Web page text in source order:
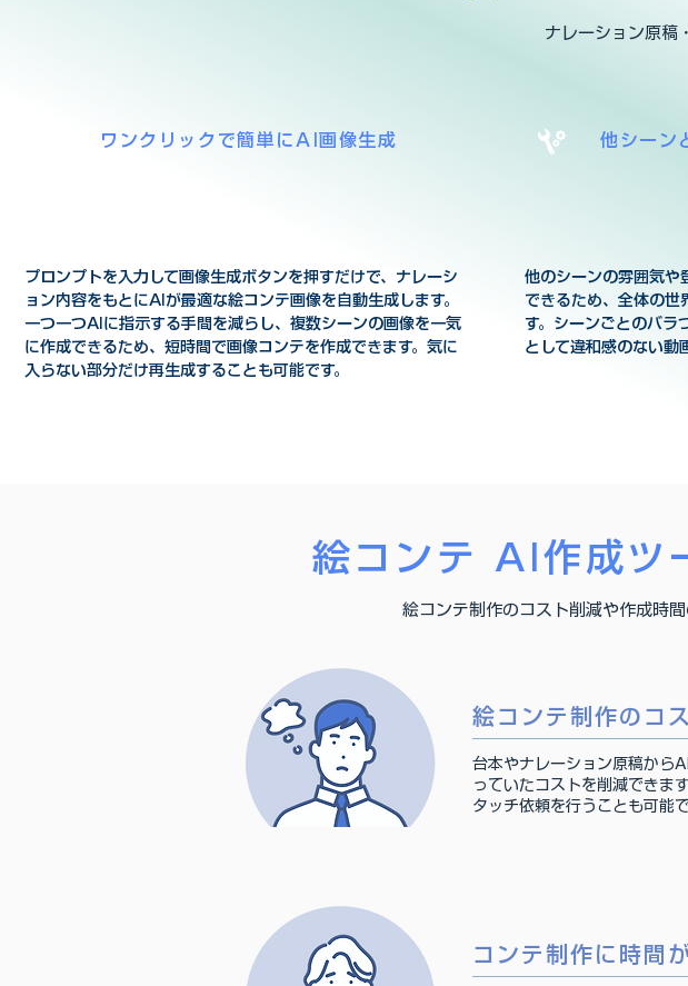
ナレーション原稿
ワンクリックで簡単にAI画像生成
プロンプトを入力して画像生成ボタンを押すだけで、ナレーシ
ョン内容をもとにAIが最適な絵コンテ画像を自動生成します。
一つ一つAIに指示する手間を減らし、複数シーンの画像を一気
に作成できるため、短時間で画像コンテを作成できます。気に
入らない部分だけ再生成することも可能です。
他シーン
他のシーンの雰囲気や
できるため、全体の世
す。シーンごとのバラ
として違和感のない動
絵コンテ AI作成ツ
絵コンテ制作のコスト削減や作成時
絵コンテ制作のコ
台本やナレーション原稿から
っていたコストを削減できま
タッチ依頼を行うことも可能で
コンテ制作に時間